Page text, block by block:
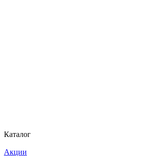
Каталог
Акции